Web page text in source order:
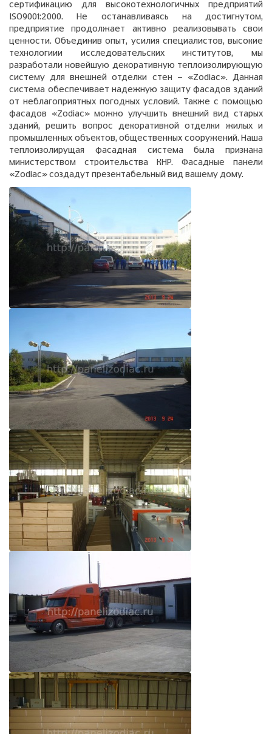
сертификацию для высокотехнологичных предприятий
ISO9001:2000. Не останавливаясь на достигнутом,
предприятие продолжает активно реализовывать свои
ценности. Объединив опыт, усилия специалистов, высокие
технологиии исследовательских институтов, мы
разработали новейшую декоративную теплоизолирующую
систему для внешней отделки стен - «Zodiac». Данная
система обеспечивает надежную защиту фасадов зданий
от неблагоприятных погодных условий. Также с помощью
фасадов «Zodiac» можно улучшить внешний вид старых
зданий, решить вопрос декоративной отделки жилых и
промышленных объектов, общественных сооружений. Наша
теплоизолирущая фасадная система была признана
министерством строительства КНР. Фасадные панели
«Zodiac» создадут презентабельный вид вашему дому.